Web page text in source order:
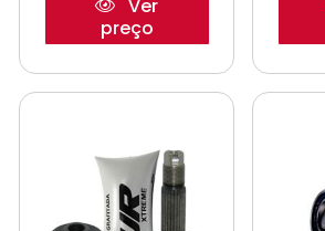
Ver
preço